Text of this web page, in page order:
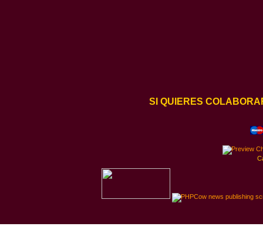
SI QUIERES